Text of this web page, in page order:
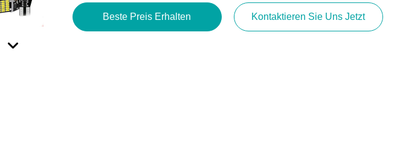
Beste Preis Erhalten Kontaktieren Sie Uns Jetzt